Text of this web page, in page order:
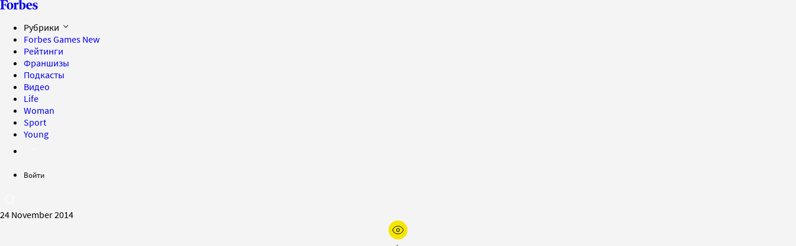
Рубрики
Forbes Games New
Рейтинги
Франшизы
Подкасты
Видео
Life
Woman
Sport
Young
Войти
24 November 2014